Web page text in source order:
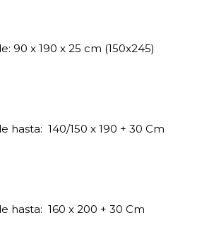
90 x 190 x 25 cm (150x245)
hasta: 140/150 x 190 + 30 Cm
hasta: 160 x 200 + 30 Cm